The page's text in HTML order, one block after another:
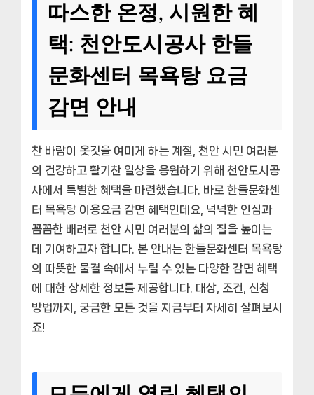
따스한 온정, 시원한 혜
택: 천안도시공사 한들
문화센터 목욕탕 요금
감면 안내
찬 바람이 옷깃을 여미게 하는 계절, 천안 시민 여러분
의 건강하고 활기찬 일상을 응원하기 위해 천안도시공
사에서 특별한 혜택을 마련했습니다. 바로 한들문화센
터 목욕탕 이용요금 감면 혜택인데요, 넉넉한 인심과
꼼꼼한 배려로 천안 시민 여러분의 삶의 질을 높이는
데 기여하고자 합니다. 본 안내는 한들문화센터 목욕탕
의 따뜻한 물결 속에서 누릴 수 있는 다양한 감면 혜택
에 대한 상세한 정보를 제공합니다. 대상, 조건, 신청
방법까지, 궁금한 모든 것을 지금부터 자세히 살펴보시
죠!